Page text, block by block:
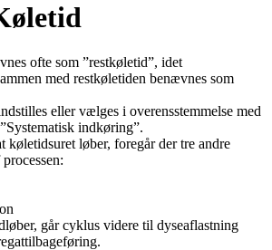
ofte som ”restkøletid”, idet
med restkøletiden benævnes som
eller vælges i overensstemmelse med
indkøring”.
køletidsuret løber, foregår der tre andre
går cyklus videre til dyseaflastning